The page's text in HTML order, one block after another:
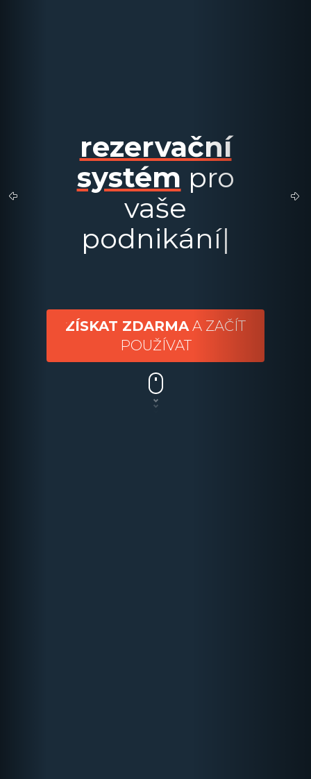
rezervační
systém pro
vaše
podnikání|
ZÍSKAT ZDARMA A ZAČÍT
POUŽÍVAT